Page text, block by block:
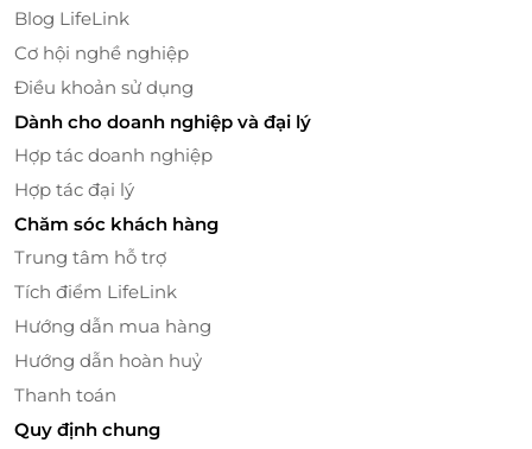
Hệ thống tiện ích 5 sao – Trọn vẹn mọi trải
nghiệm
Lưu trú tại Meliá Vinpearl Thanh Hóa, quý khách
được tận hưởng hệ thống tiện ích hoàn chỉnh, đạt
chuẩn dịch vụ quốc tế:
Hồ bơi trong nhà hiện đại:
mát, sạch sẽ, thích hợp thư giãn hay vận động
nhẹ nhàng trong ngày.
rãi, năng động, tích hợp nhiều máy tập hiện đại
phục vụ nhu cầu rèn luyện sức khỏe.
Blog LifeLink
Cơ hội nghề nghiệp
Điều khoản sử dụng
Dành cho doanh nghiệp và đại lý
Hợp tác doanh nghiệp
Hợp tác đại lý
Chăm sóc khách hàng
Trung tâm hỗ trợ
Tích điểm LifeLink
Hướng dẫn mua hàng
Hướng dẫn hoàn huỷ
Thanh toán
Quy định chung